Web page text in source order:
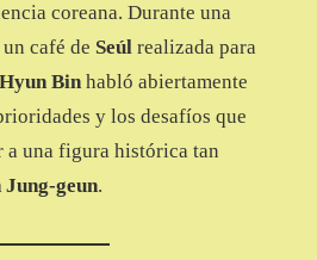
coreana. Durante una
café de Seúl realizada para
Hyun Bin habló abiertamente
y los desafíos que
una figura histórica tan
Jung-geun.